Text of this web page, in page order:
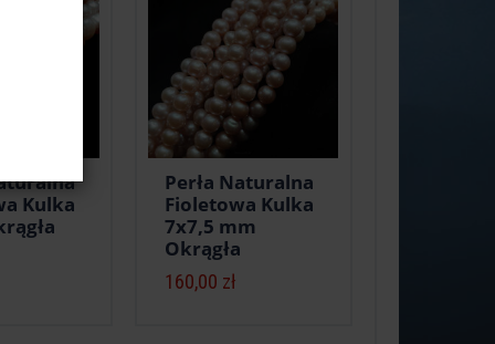
Kulka
Perła Naturalna
Fioletowa Kulka
7x7,5 mm
Okrągła
160,00 zł